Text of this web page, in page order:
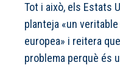
Tot i això, els Estats
planteja «un
europea» i reitera
problema perquè és